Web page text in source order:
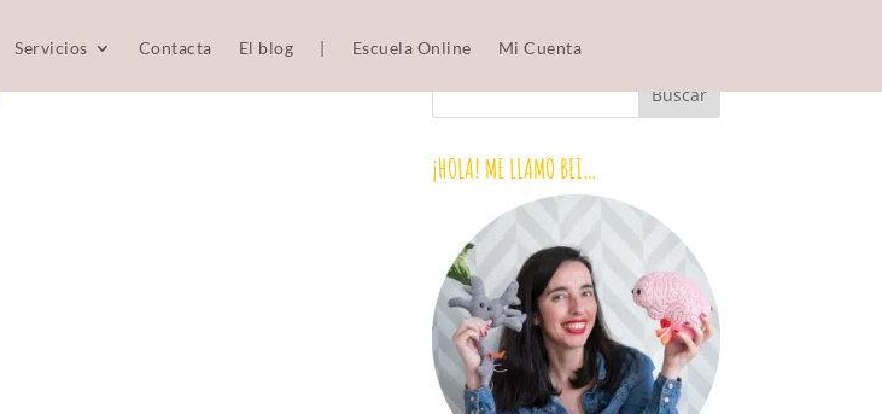
Servicios Contacta El blog | Escuela Online Mi Cuenta
¡HOLA! ME LLAMO BEI…